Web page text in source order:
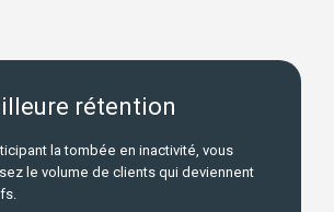
rétention
la tombée en inactivité, vous
le volume de clients qui deviennent